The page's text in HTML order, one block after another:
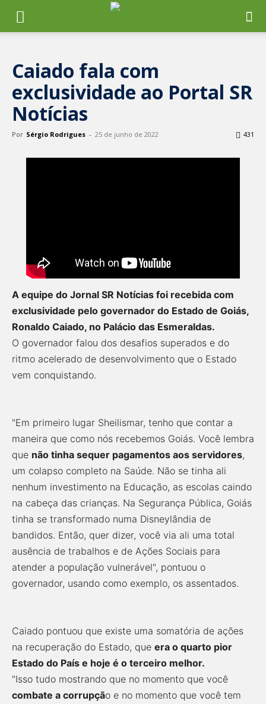
Caiado fala com
exclusividade ao Portal SR
Notícias
Por Sérgio Rodrigues - 25 de junho de 2022 431
A equipe do Jornal SR Notícias foi recebida com
exclusividade pelo governador do Estado de Goiás,
Ronaldo Caiado, no Palácio das Esmeraldas.
O governador falou dos desafios superados e do
ritmo acelerado de desenvolvimento que o Estado
vem conquistando.
"Em primeiro lugar Sheilismar, tenho que contar a
maneira que como nós recebemos Goiás. Você lembra
que não tinha sequer pagamentos aos servidores,
um colapso completo na Saúde. Não se tinha ali
nenhum investimento na Educação, as escolas caindo
na cabeça das crianças. Na Segurança Pública, Goiás
tinha se transformado numa Disneylândia de
bandidos. Então, quer dizer, você via ali uma total
ausência de trabalhos e de Ações Sociais para
atender a população vulnerável", pontuou o
governador, usando como exemplo, os assentados.
Caiado pontuou que existe uma somatória de ações
na recuperação do Estado, que era o quarto pior
Estado do País e hoje é o terceiro melhor.
"Isso tudo mostrando que no momento que você
combate a corrupção e no momento que você tem